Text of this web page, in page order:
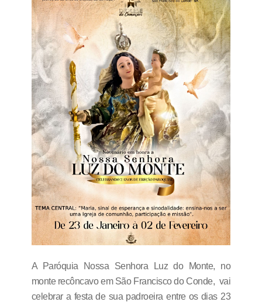
A Paróquia Nossa Senhora Luz do Monte, no
monte recôncavo em São Francisco do Conde, vai
celebrar a festa de sua padroeira entre os dias 23